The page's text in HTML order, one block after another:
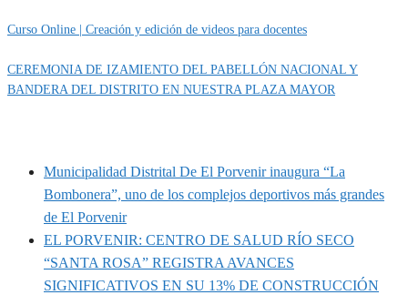
Curso Online | Creación y edición de videos para docentes
CEREMONIA DE IZAMIENTO DEL PABELLÓN NACIONAL Y
BANDERA DEL DISTRITO EN NUESTRA PLAZA MAYOR
Municipalidad Distrital De El Porvenir inaugura “La
Bombonera”, uno de los complejos deportivos más grandes
de El Porvenir
EL PORVENIR: CENTRO DE SALUD RÍO SECO
“SANTA ROSA” REGISTRA AVANCES
SIGNIFICATIVOS EN SU 13% DE CONSTRUCCIÓN